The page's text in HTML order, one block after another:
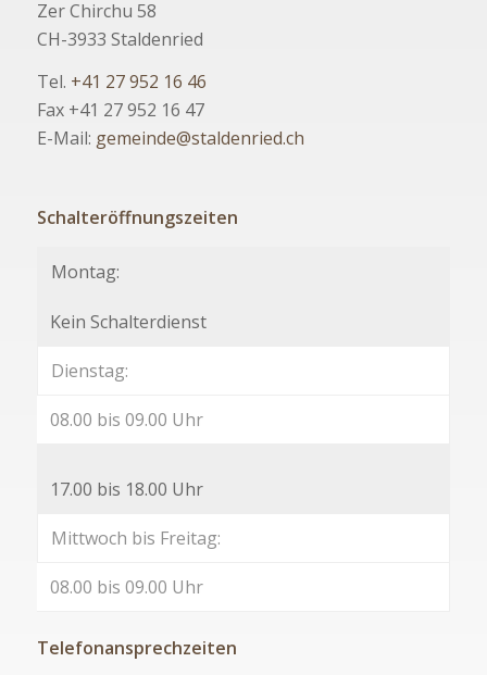
Zer Chirchu 58
CH-3933 Staldenried
Tel. +41 27 952 16 46
Fax +41 27 952 16 47
E-Mail: gemeinde@staldenried.ch
Schalteröffnungszeiten
Montag:
Kein Schalterdienst
Dienstag:
08.00 bis 09.00 Uhr
17.00 bis 18.00 Uhr
Mittwoch bis Freitag:
08.00 bis 09.00 Uhr
Telefonansprechzeiten